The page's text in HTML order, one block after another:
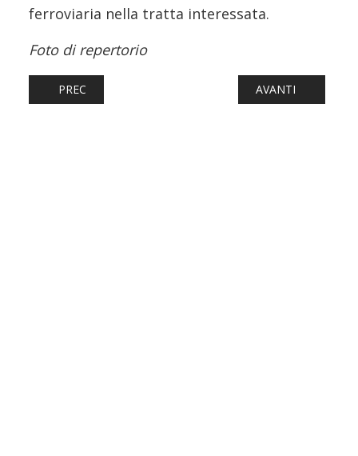
ferroviaria nella tratta interessata.
Foto di repertorio
ARTICOLO PRECEDENTE: FERROVIE: OPERAIO MORTO
PREC ARTICOLO
AVANTI